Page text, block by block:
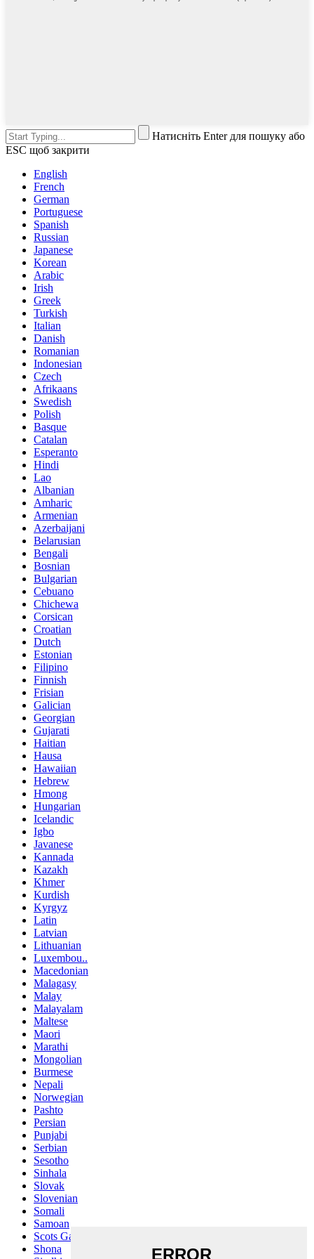
Натисніть Enter для пошуку або
ESC щоб закрити
English
French
German
Portuguese
Spanish
Russian
Japanese
Korean
Arabic
Irish
Greek
Turkish
Italian
Danish
Romanian
Indonesian
Czech
Afrikaans
Swedish
Polish
Basque
Catalan
Esperanto
Hindi
Lao
Albanian
Amharic
Armenian
Azerbaijani
Belarusian
Bengali
Bosnian
Bulgarian
Cebuano
Chichewa
Corsican
Croatian
Dutch
Estonian
Filipino
Finnish
Frisian
Galician
Georgian
Gujarati
Haitian
Hausa
Hawaiian
Hebrew
Hmong
Hungarian
Icelandic
Igbo
Javanese
Kannada
Kazakh
Khmer
Kurdish
Kyrgyz
Latin
Latvian
Lithuanian
Luxembou..
Macedonian
Malagasy
Malay
Malayalam
Maltese
Maori
Marathi
Mongolian
Burmese
Nepali
Norwegian
Pashto
Persian
Punjabi
Serbian
Sesotho
Sinhala
Slovak
Slovenian
Somali
Samoan
Scots Gaelic
Shona